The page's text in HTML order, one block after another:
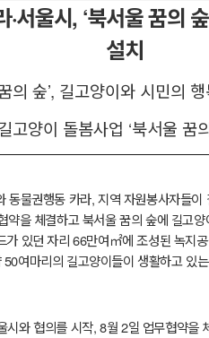
·서울시, ‘북서울 꿈의 숲
설치
의 숲’, 길고양이와 시민의
고양이 돌봄사업 ‘북서울 꿈
동물권행동 카라,지역 자원봉사자들이
약을 체결하고 북서울 꿈의 숲에 길고
가 있던 자리66만여㎡에 조성된 녹지
50여마리의 길고양이들이 생활하고 있
시와 협의를 시작, 8월2일 업무협약을